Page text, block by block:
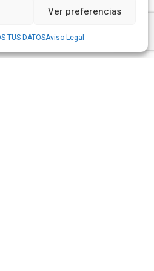
Ver preferencias
TUS DATOSAviso Legal